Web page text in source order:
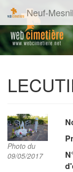
Neuf-Mesnil
Photo du
09/05/2017